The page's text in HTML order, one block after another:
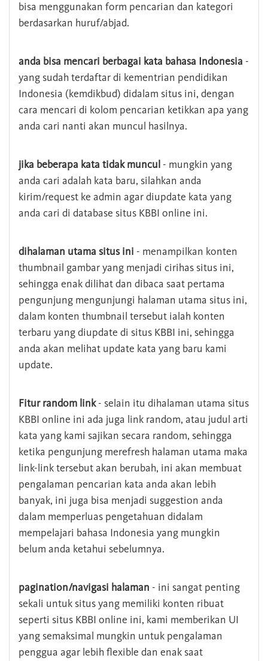
bisa menggunakan form pencarian dan kategori
berdasarkan huruf/abjad.
anda bisa mencari berbagai kata bahasa Indonesia -
yang sudah terdaftar di kementrian pendidikan
Indonesia (kemdikbud) didalam situs ini, dengan
cara mencari di kolom pencarian ketikkan apa yang
anda cari nanti akan muncul hasilnya.
jika beberapa kata tidak muncul - mungkin yang
anda cari adalah kata baru, silahkan anda
kirim/request ke admin agar diupdate kata yang
anda cari di database situs KBBI online ini.
dihalaman utama situs ini - menampilkan konten
thumbnail gambar yang menjadi cirihas situs ini,
sehingga enak dilihat dan dibaca saat pertama
pengunjung mengunjungi halaman utama situs ini,
dalam konten thumbnail tersebut ialah konten
terbaru yang diupdate di situs KBBI ini, sehingga
anda akan melihat update kata yang baru kami
update.
Fitur random link- selain itu dihalaman utama situs
KBBI online ini ada juga link random, atau judul arti
kata yang kami sajikan secara random, sehingga
ketika pengunjung merefresh halaman utama maka
link-link tersebut akan berubah, ini akan membuat
pengalaman pencarian kata anda akan lebih
banyak, ini juga bisa menjadi suggestion anda
dalam memperluas pengetahuan didalam
mempelajari bahasa Indonesia yang mungkin
belum anda ketahui sebelumnya.
pagination/navigasi halaman - ini sangat penting
sekali untuk situs yang memiliki konten ribuat
seperti situs KBBI online ini, kami memberikan UI
yang semaksimal mungkin untuk pengalaman
penggua agar lebih flexible dan enak saat